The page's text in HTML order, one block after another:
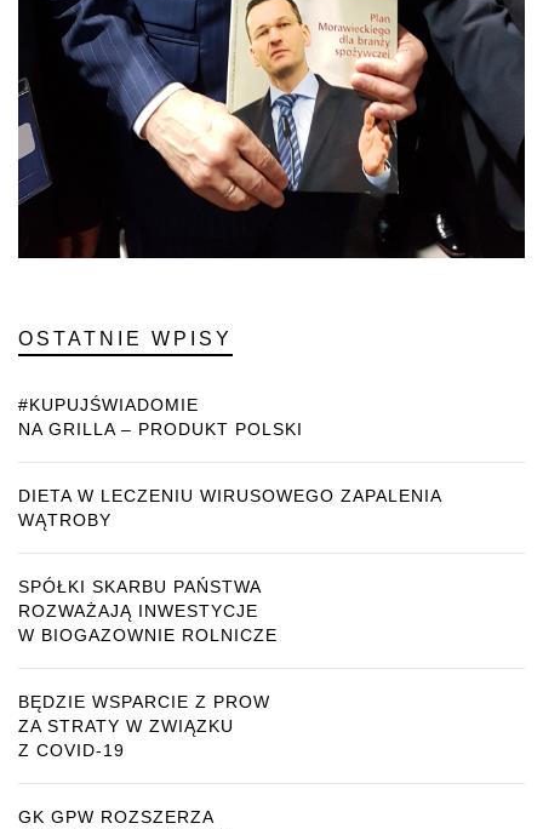
OSTATNIE WPISY
#KUPUJŚWIADOMIE
NA GRILLA – PRODUKT POLSKI
DIETA W LECZENIU WIRUSOWEGO ZAPALENIA
WĄTROBY
SPÓŁKI SKARBU PAŃSTWA
ROZWAŻAJĄ INWESTYCJE
W BIOGAZOWNIE ROLNICZE
BĘDZIE WSPARCIE Z PROW
ZA STRATY W ZWIĄZKU
Z COVID-19
GK GPW ROZSZERZA